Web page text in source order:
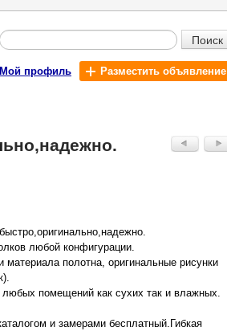
Поиск
Мой профиль Разместить объявление
любой конфигурации.
полотна, оригинальные рисунки
помещений как сухих так и влажных.
и замерами бесплатный.Гибкая